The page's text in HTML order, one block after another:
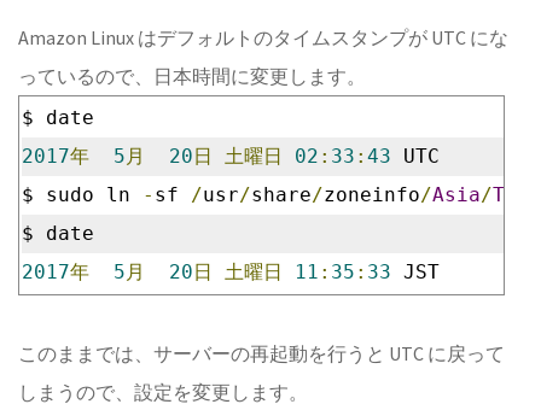
Amazon Linux はデフォルトのタイムスタンプが UTC にな
っているので、日本時間に変更します。
$ date
2017年 5月 20日 土曜日 02 : 33 : 43 UTC
$ sudo ln
- sf /usr/share/zoneinfo/Asia/
$ date
2017年 5月 20日 土曜日 11 : 35 : 33 JST
このままでは、サーバーの再起動を行うと UTC に戻って
しまうので、設定を変更します。